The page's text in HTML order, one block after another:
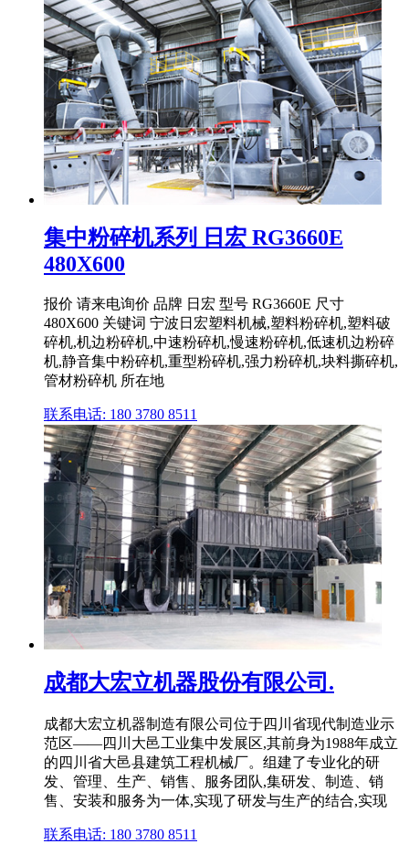
集中粉碎机系列 日宏 RG3660E
480X600
报价 请来电询价 品牌 日宏 型号 RG3660E 尺寸
480X600 关键词 宁波日宏塑料机械,塑料粉碎机,塑料破
碎机,机边粉碎机,中速粉碎机,慢速粉碎机,低速机边粉碎
机,静音集中粉碎机,重型粉碎机,强力粉碎机,块料撕碎机,
管材粉碎机 所在地
联系电话: 180 3780 8511
成都大宏立机器股份有限公司.
成都大宏立机器制造有限公司位于四川省现代制造业示
范区――四川大邑工业集中发展区,其前身为1988年成立
的四川省大邑县建筑工程机械厂。组建了专业化的研
发、管理、生产、销售、服务团队,集研发、制造、销
售、安装和服务为一体,实现了研发与生产的结合,实现
联系电话: 180 3780 8511